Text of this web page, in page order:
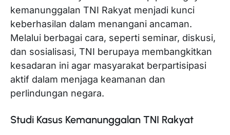
kemanunggalan TNI Rakyat menjadi kunci
keberhasilan dalam menangani ancaman.
Melalui berbagai cara, seperti seminar, diskusi,
dan sosialisasi, TNI berupaya membangkitkan
kesadaran ini agar masyarakat berpartisipasi
aktif dalam menjaga keamanan dan
perlindungan negara.
Studi Kasus Kemanunggalan TNI Rakyat